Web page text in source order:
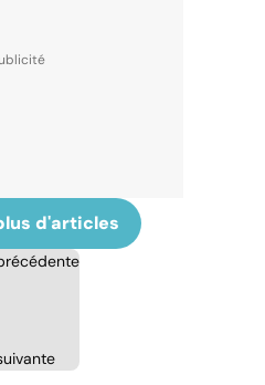
d'articles